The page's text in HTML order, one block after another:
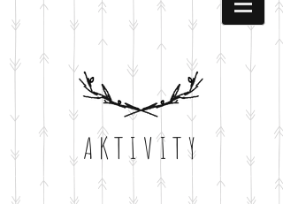
AKTIVITY